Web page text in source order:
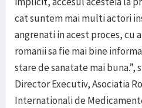
cat suntem mai multi actori
angrenati in acest proces, cu
romanii sa fie mai bine
stare de sanatate mai buna.”,
Director Executiv, Asociatia
Internationali de